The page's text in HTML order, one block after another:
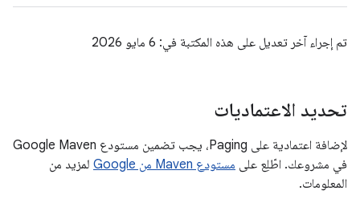
تم إجراء آخر تعديل على هذه المكتبة في: 6 مايو 2026
تحديد الاعتماديات
لإضافة اعتمادية على Paging، يجب تضمين مستودع Google Maven
في مشروعك. اطّلِع على مستودع Maven من Google
لمزيد من
المعلومات.